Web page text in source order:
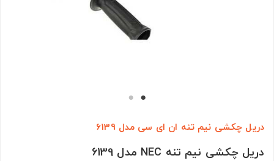
دریل چکشی نیم تنه ان ای سی مدل 6139
دریل چکشی نیم تنه NEC مدل 6139